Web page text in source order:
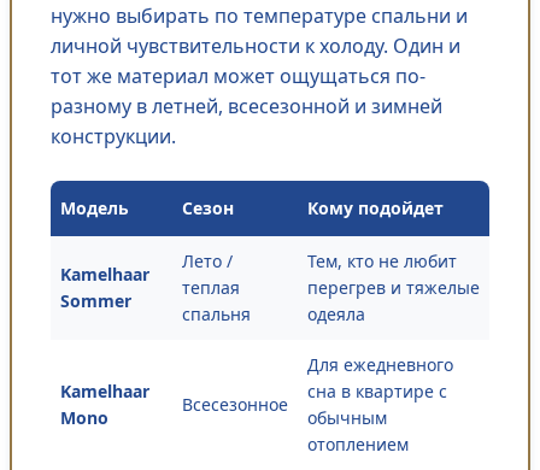
нужно выбирать по температуре спальни и
личной чувствительности к холоду. Один и
тот же материал может ощущаться по-
разному в летней, всесезонной и зимней
конструкции.
Модель Сезон Кому подойдет
Kamelhaar
Sommer
Лето /
теплая
спальня
Тем, кто не любит
перегрев и тяжелые
одеяла
Kamelhaar
Mono
Всесезонное
Для ежедневного
сна в квартире с
обычным
отоплением